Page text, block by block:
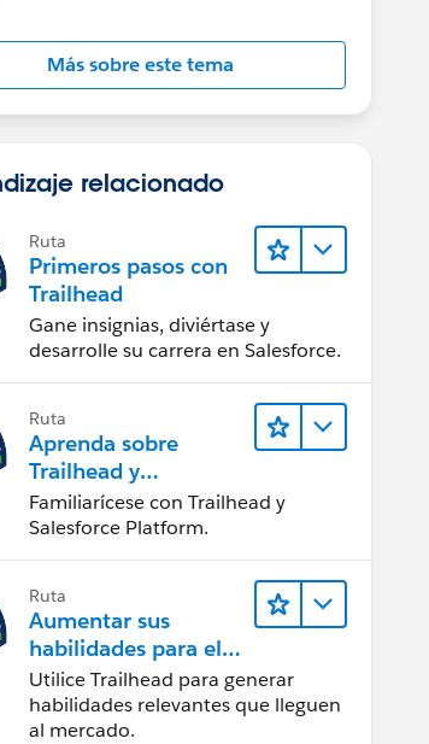
Más sobre este tema
relacionado
Ruta
Primeros pasos con
Trailhead
Gane insignias, diviértase y
desarrolle su carrera en Salesforce.
Ruta
Aprenda sobre
Trailhead y
Salesforce
Familiarícese con Trailhead y
Salesforce Platform.
Ruta
Aumentar sus
habilidades para el
futuro con Trailhead
Utilice Trailhead para generar
habilidades relevantes que lleguen
al mercado.